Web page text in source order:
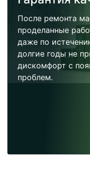
После ремонта
проделанные
даже по
долгие годы не
дискомфорт с
проблем.